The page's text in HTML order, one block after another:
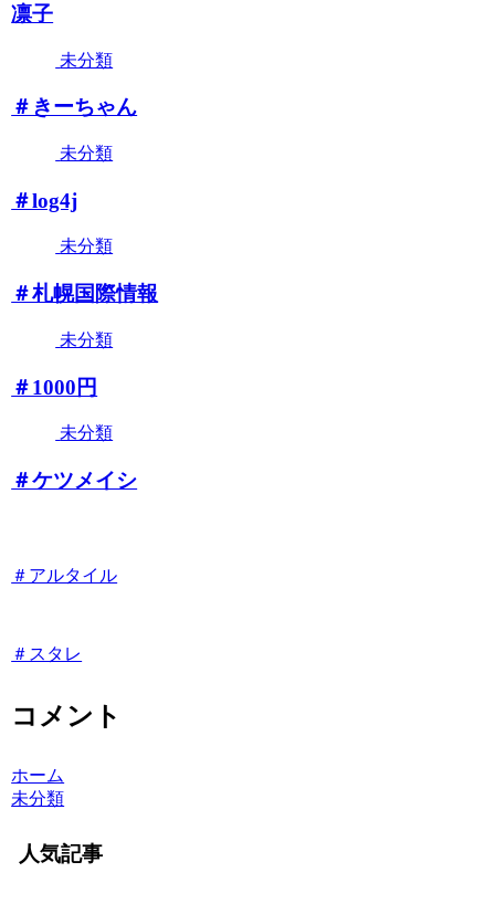
凛子
未分類
＃きーちゃん
未分類
＃log4j
未分類
＃札幌国際情報
未分類
＃1000円
未分類
＃ケツメイシ
＃アルタイル
＃スタレ
コメント
ホーム
未分類
人気記事